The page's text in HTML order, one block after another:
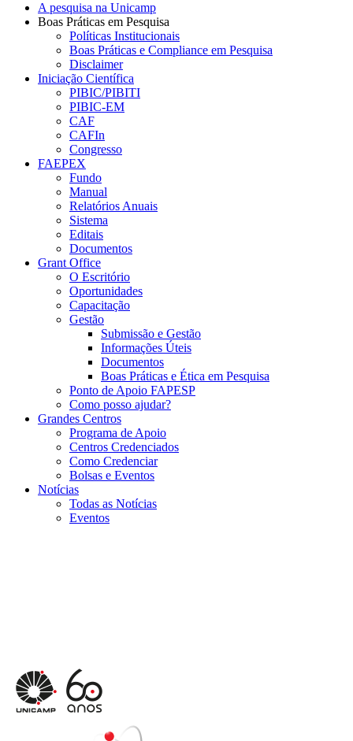
A pesquisa na Unicamp
Boas Práticas em Pesquisa
Políticas Institucionais
Boas Práticas e Compliance em Pesquisa
Disclaimer
Iniciação Científica
PIBIC/PIBITI
PIBIC-EM
CAF
CAFIn
Congresso
FAEPEX
Fundo
Manual
Relatórios Anuais
Sistema
Editais
Documentos
Grant Office
O Escritório
Oportunidades
Capacitação
Gestão
Submissão e Gestão
Informações Úteis
Documentos
Boas Práticas e Ética em Pesquisa
Ponto de Apoio FAPESP
Como posso ajudar?
Grandes Centros
Programa de Apoio
Centros Credenciados
Como Credenciar
Bolsas e Eventos
Notícias
Todas as Notícias
Eventos